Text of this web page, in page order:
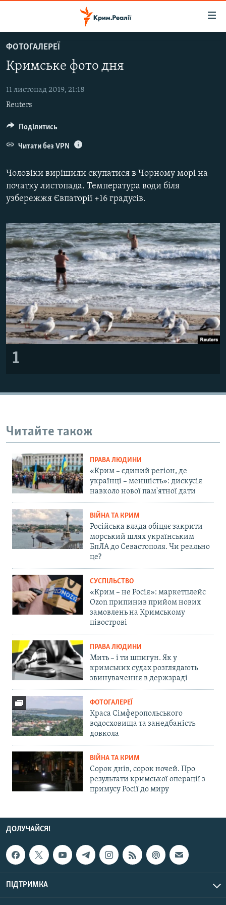
до
основного
Перейти
до
навігації
Перейти
ВОДА.КРИМ
ВІДЕО ТА ФОТО
ПОЛІТИКА
БЛОГИ
ПОГЛЯД
ВСЕ ЗА ДЕНЬ
СПЕЦПРОЕКТИ
ВІДЕОУРОКИ «ELIFBE»
СВІДЧЕННЯ ОКУПАЦІЇ
УКРАЇНСЬКА ПРОБЛЕМА КРИМУ
ІНФОГРАФІКА
Русский
Qırımtatar
ДОЛУЧАЙСЯ!
Усі сайти RFE/RL
ФОТОГАЛЕРЕЇ
Кримське фото дня
11 листопад 2019, 21:18
Reuters
Чоловіки вирішили скупатися в Чорному морі на
початку листопада. Температура води біля
узбережжя Євпаторії +16 градусів.
1
Поділитись
Читати без VPN
Читайте також
ПРАВА ЛЮДИНИ
«Крим – єдиний регіон, де
українці – меншість»: дискусія
навколо нової пам'ятної дати
ВІЙНА ТА КРИМ
Російська влада обіцяє закрити
морський шлях українським
БпЛА до Севастополя. Чи реально
це?
СУСПІЛЬСТВО
«Крим – не Росія»: маркетплейс
Ozon припинив прийом нових
замовлень на Кримському
півострові
ПРАВА ЛЮДИНИ
Мить – і ти шпигун. Як у
кримських судах розглядають
звинувачення в держзраді
ФОТОГАЛЕРЕЇ
Краса Сімферопольського
водосховища та занедбаність
довкола
ВІЙНА ТА КРИМ
Сорок днів, сорок ночей. Про
результати кримської операції з
примусу Росії до миру
ДОЛУЧАЙСЯ!
ПІДТРИМКА